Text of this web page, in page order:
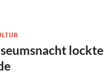
lockte